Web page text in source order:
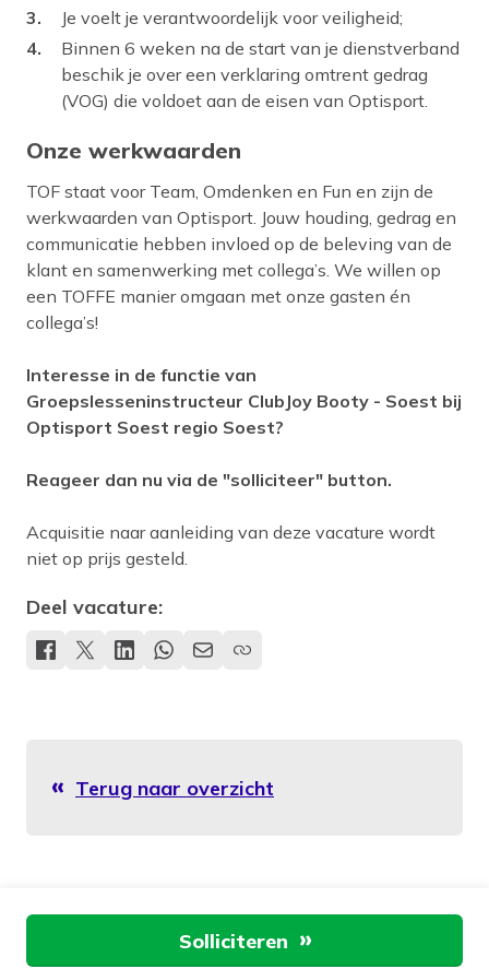
Je voelt je verantwoordelijk voor veiligheid;
Binnen 6 weken na de start van je dienstverband
beschik je over een verklaring omtrent gedrag
(VOG) die voldoet aan de eisen van Optisport.
Onze werkwaarden
TOF staat voor Team, Omdenken en Fun en zijn de
werkwaarden van Optisport. Jouw houding, gedrag en
communicatie hebben invloed op de beleving van de
klant en samenwerking met collega’s. We willen op
een TOFFE manier omgaan met onze gasten én
collega’s!
Interesse in de functie van
Groepslesseninstructeur ClubJoy Booty - Soest bij
Optisport Soest regio Soest?
Reageer dan nu via de "solliciteer" button.
Acquisitie naar aanleiding van deze vacature wordt
niet op prijs gesteld.
Deel vacature:
Terug naar overzicht
Aan de slagSolliciteren